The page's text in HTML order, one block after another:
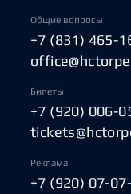
Общие вопросы
+7 (831) 465-
Билеты
+7 (920) 006-
Реклама
+7 (920) 07-